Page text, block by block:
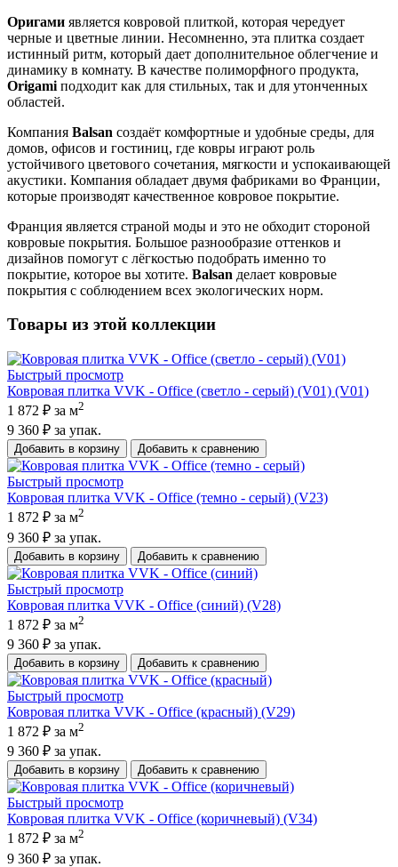
Оригами является ковровой плиткой, которая чередует
черные и цветные линии. Несомненно, эта плитка создает
истинный ритм, который дает дополнительное облегчение и
динамику в комнату. В качестве полиморфного продукта,
Origami подходит как для стильных, так и для утонченных
областей.
Компания Balsan создаёт комфортные и удобные среды, для
домов, офисов и гостиниц, где ковры играют роль
устойчивого цветового сочетания, мягкости и успокаивающей
акустики. Компания обладает двумя фабриками во Франции,
которые производят качественное ковровое покрытие.
Франция является страной моды и это не обходит стороной
ковровые покрытия. Большое разнообразие оттенков и
дизайнов помогут с лёгкостью подобрать именно то
покрытие, которое вы хотите. Balsan делает ковровые
покрытия с соблюдением всех экологических норм.
Товары из этой коллекции
Быстрый просмотр
Ковровая плитка VVK - Office (светло - серый) (V01) (V01)
1 872 ₽ за м2
9 360 ₽ за упак.
Добавить в корзину Добавить к сравнению
Быстрый просмотр
Ковровая плитка VVK - Office (темно - серый) (V23)
1 872 ₽ за м2
9 360 ₽ за упак.
Добавить в корзину Добавить к сравнению
Быстрый просмотр
Ковровая плитка VVK - Office (синий) (V28)
1 872 ₽ за м2
9 360 ₽ за упак.
Добавить в корзину Добавить к сравнению
Быстрый просмотр
Ковровая плитка VVK - Office (красный) (V29)
1 872 ₽ за м2
9 360 ₽ за упак.
Добавить в корзину Добавить к сравнению
Быстрый просмотр
Ковровая плитка VVK - Office (коричневый) (V34)
1 872 ₽ за м2
9 360 ₽ за упак.